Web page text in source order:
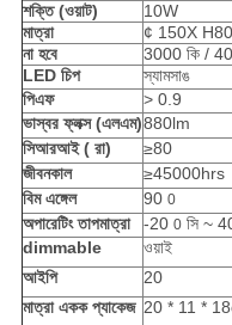
শক্তি (ওয়াট)
10W
মাত্রা
¢ 150X
না হবে
3000 কি /
LED চিপ
স্যামসাঙ
পিএফ
> 0.9
ভাস্বর ফ্লক্স (এলএম)880lm
সিআরআই ( রা)
≥80
জীবনকাল
≥45000hrs
বিম এঙ্গেল
90 0
অপারেটিং তাপমাত্রা -20 0সি ~
dimmable
ওয়াই
আইপি
20
মাত্রা একক প্যাকেজ 20 * 11 *